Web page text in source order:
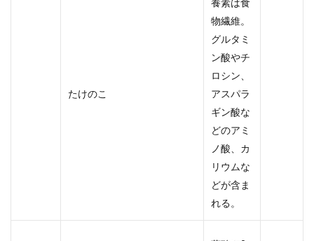
たけのこ
養素は食
物繊維。
グルタミ
ン酸やチ
ロシン、
アスパラ
ギン酸な
どのアミ
ノ酸、カ
リウムな
どが含ま
れる。